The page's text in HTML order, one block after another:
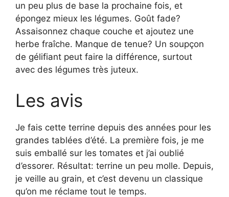
un peu plus de base la prochaine fois, et
épongez mieux les légumes. Goût fade?
Assaisonnez chaque couche et ajoutez une
herbe fraîche. Manque de tenue? Un soupçon
de gélifiant peut faire la différence, surtout
avec des légumes très juteux.
Les avis
Je fais cette terrine depuis des années pour les
grandes tablées d’été. La première fois, je me
suis emballé sur les tomates et j’ai oublié
d’essorer. Résultat: terrine un peu molle. Depuis,
je veille au grain, et c’est devenu un classique
qu’on me réclame tout le temps.